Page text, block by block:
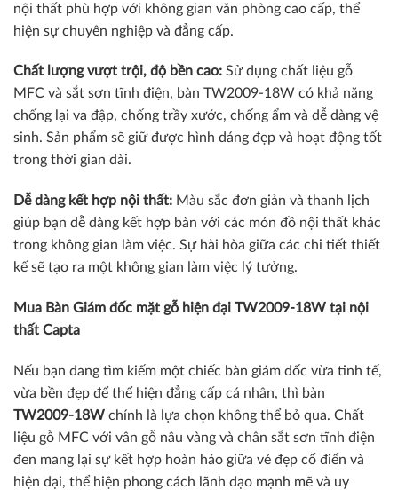
nội thất phù hợp với không gian văn phòng cao cấp, thể
hiện sự chuyên nghiệp và đẳng cấp.
Chất lượng vượt trội, độ bền cao: Sử dụng chất liệu gỗ
MFC và sắt sơn tĩnh điện, bàn TW2009-18W có khả năng
chống lại va đập, chống trầy xước, chống ẩm và dễ dàng vệ
sinh. Sản phẩm sẽ giữ được hình dáng đẹp và hoạt động tốt
trong thời gian dài.
Dễ dàng kết hợp nội thất: Màu sắc đơn giản và thanh lịch
giúp bạn dễ dàng kết hợp bàn với các món đồ nội thất khác
trong không gian làm việc. Sự hài hòa giữa các chi tiết thiết
kế sẽ tạo ra một không gian làm việc lý tưởng.
Mua Bàn Giám đốc mặt gỗ hiện đại TW2009-18W tại nội
thất Capta
Nếu bạn đang tìm kiếm một chiếc bàn giám đốc vừa tinh tế,
vừa bền đẹp để thể hiện đẳng cấp cá nhân, thì bàn
TW2009-18W chính là lựa chọn không thể bỏ qua. Chất
liệu gỗ MFC với vân gỗ nâu vàng và chân sắt sơn tĩnh điện
đen mang lại sự kết hợp hoàn hảo giữa vẻ đẹp cổ điển và
hiện đại, thể hiện phong cách lãnh đạo mạnh mẽ và uy